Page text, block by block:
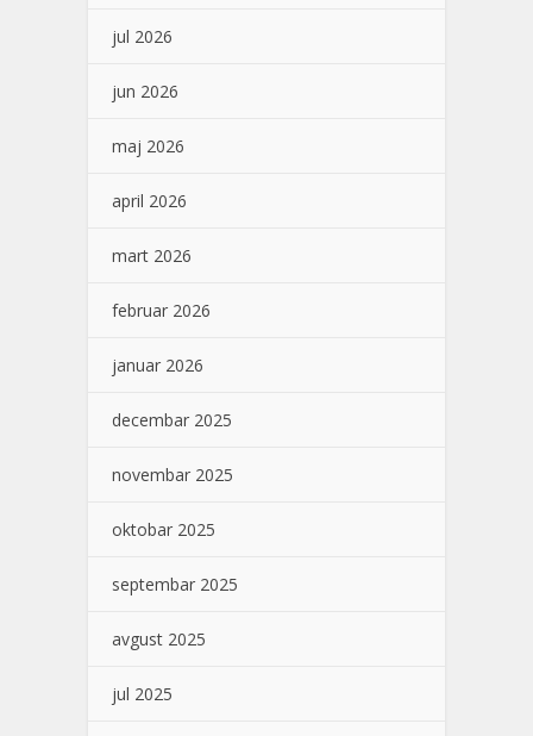
jul 2026
jun 2026
maj 2026
april 2026
mart 2026
februar 2026
januar 2026
decembar 2025
novembar 2025
oktobar 2025
septembar 2025
avgust 2025
jul 2025